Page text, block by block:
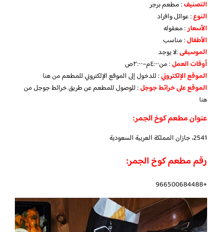
التصنيف: مطعم برجر
النوع: عوائل وافراد
الأسعار: معقوله
الأطفال: مناسب
الموسيقى:لا يوجد
أوقات العمل: من٤:٠٠م–٢:٠٠ص
الموقعالإلكتروني: للدخول إلى الموقع الإلكتروني للمطعممن هنا
الموقع على خرائط جوجل: للوصول للمطعم عن طريق خرائط جوجلمن
هنا
عنوان مطعم كوخ الجمر:
2541، جازان المملكة العربية السعودية
رقم مطعم كوخ الجمر:
+966500684488